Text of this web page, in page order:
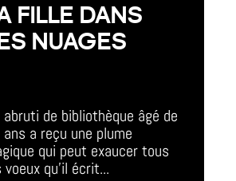
FILLE DANS
NUAGES
abruti de bibliothèque âgé de
a reçu une plume
qui peut exaucer tous
voeux qu'il écrit...